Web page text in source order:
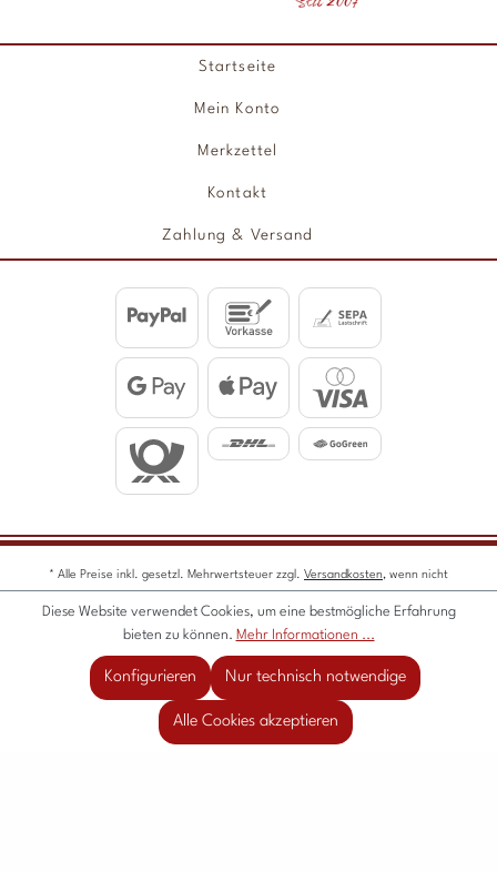
Startseite
Mein Konto
Merkzettel
Kontakt
Zahlung & Versand
* Alle Preise inkl. gesetzl. Mehrwertsteuer zzgl. Versandkosten, wenn nicht
Vertrag widerrufen
Datenschutz
Diese Website verwendet Cookies, um eine bestmögliche Erfahrung
bieten zu können. Mehr Informationen ...
Nur technisch notwendige
Konfigurieren
Alle Cookies akzeptieren